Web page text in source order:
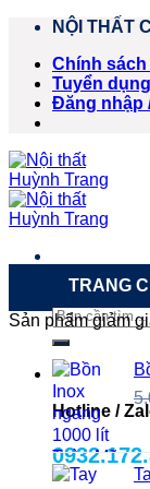
Chuyển
dung
NỘI THẤT
Chính
Tuyển dụng
Đăng nhập
Tìm
kiếm:
Hotline /
TRANG
Sản phẩm giảm